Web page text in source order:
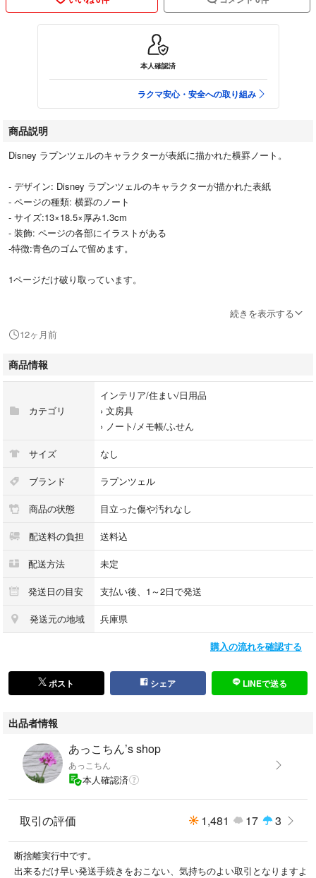
本人確認済
ラクマ安心・安全への取り組み
商品説明
Disney ラプンツェルのキャラクターが表紙に描かれた横罫ノート。
- デザイン: Disney ラプンツェルのキャラクターが描かれた表紙
- ページの種類: 横罫のノート
- サイズ:13×18.5×厚み1.3cm
- 装飾: ページの各部にイラストがある
-特徴:青色のゴムで留めます。
1ページだけ破り取っています。
続きを表示する
12ヶ月前
商品情報
カテゴリ
インテリア/住まい/日用品
› 文房具
› ノート/メモ帳/ふせん
サイズ なし
ブランド ラプンツェル
商品の状態 目立った傷や汚れなし
配送料の負担 送料込
配送方法 未定
発送日の目安 支払い後、1～2日で発送
発送元の地域 兵庫県
購入の流れを確認する
ポスト シェア LINEで送る
出品者情報
あっこちん’s shop
あっこちん
本人確認済
取引の評価 1,481 17 3
断捨離実行中です。
出来るだけ早い発送手続きをおこない、気持ちのよい取引となりますよ